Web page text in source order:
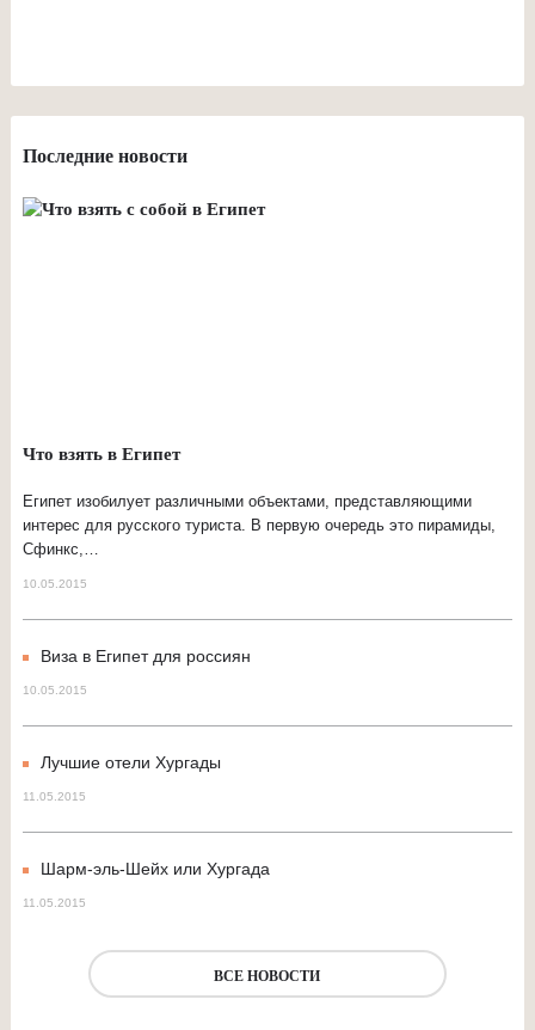
Последние новости
Что взять в Египет
Египет изобилует различными объектами, представляющими
интерес для русского туриста. В первую очередь это пирамиды,
Сфинкс,…
10.05.2015
Виза в Египет для россиян
10.05.2015
Лучшие отели Хургады
11.05.2015
Шарм-эль-Шейх или Хургада
11.05.2015
ВСЕ НОВОСТИ